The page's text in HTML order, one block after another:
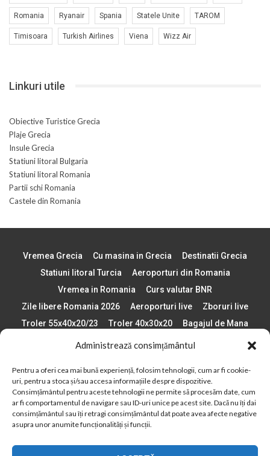
Administrează consimțământul
Pentru a oferi cea mai bună experiență, folosim tehnologii, cum ar fi cookie-
uri, pentru a stoca și/sau accesa informațiile despre dispozitive.
Consimțământul pentru aceste tehnologii ne permite să procesăm date, cum
ar fi comportamentul de navigare sau ID-uri unice pe acest site. Dacă nu îți dai
consimțământul sau îți retragi consimțământul dat poate avea afecte negative
asupra unor anumite funcționalități și funcții.
Romania Ryanair Spania Statele Unite TAROM
Timisoara Turkish Airlines Viena Wizz Air
Linkuri utile
Obiective Turistice Grecia
Plaje Grecia
Insule Grecia
Statiuni litoral Bulgaria
Statiuni litoral Romania
Partii schi Romania
Castele din Romania
Vremea Grecia Cu masina in Grecia
Destinatii Grecia
Statiuni litoral Turcia
Aeroporturi din Romania
Vremea in Romania
Curs valutar BNR
Zile libere Romania 2026
Aeroporturi live
Zboruri live
Troler 55x40x20/23
Troler 40x30x20
Bagajul de Mana
Paste 2026
Cele mai bune telefoane
Plaje din Europa
Concerte Romania 2025
Asigurare de calatorie
Când se schimba ora în 2026
Calendar Formula 1 sezon 2026
Boarding Pass
Despre AirlinesTravel.ro
Politică cookie-uri (UE)